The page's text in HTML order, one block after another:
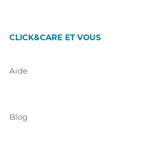
CLICK&CARE ET VOUS
Aide
Blog